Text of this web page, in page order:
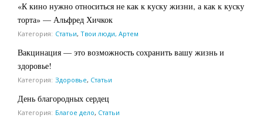
«К кино нужно относиться не как к куску жизни, а как к куску
торта» — Альфред Хичкок
Категория: Статьи, Твои люди, Артем
Вакцинация — это возможность сохранить вашу жизнь и
здоровье!
Категория: Здоровье, Статьи
День благородных сердец
Категория: Благое дело, Статьи